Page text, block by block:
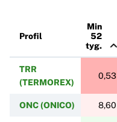
Profil
Min
52
tyg.
TRR
(TERMOREX)
0,53
ONC (ONICO) 8,60